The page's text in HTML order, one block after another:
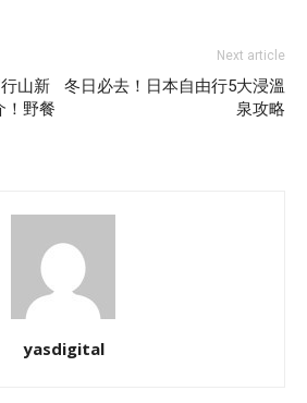
山新
！野餐
Next article
冬日必去！日本自由行5大浸溫
泉攻略
yasdigital